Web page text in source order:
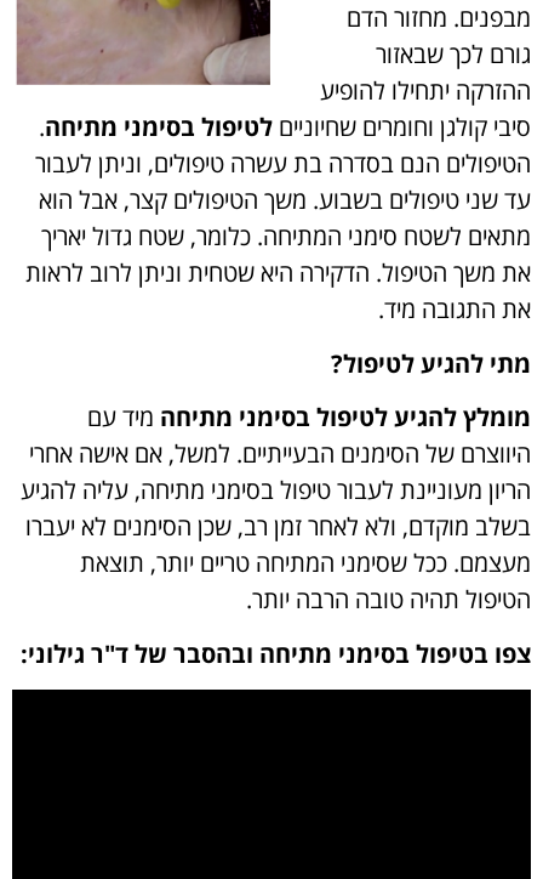
מבפנים. מחזור הדם
גורם לכך שבאזור
ההזרקה יתחילו להופיע
סיבי קולגן וחומרים שחיוניים לטיפול בסימני מתיחה.
הטיפולים הנם בסדרה בת עשרה טיפולים, וניתן לעבור
עד שני טיפולים בשבוע. משך הטיפולים קצר, אבל הוא
מתאים לשטח סימני המתיחה. כלומר, שטח גדול יאריך
את משך הטיפול. הדקירה היא שטחית וניתן לרוב לראות
את התגובה מיד.
מתי להגיע לטיפול?
מומלץ להגיע לטיפול בסימני מתיחה מיד עם
היווצרם של הסימנים הבעייתיים. למשל, אם אישה אחרי
הריון מעוניינת לעבור טיפול בסימני מתיחה, עליה להגיע
בשלב מוקדם, ולא לאחר זמן רב, שכן הסימנים לא יעברו
מעצמם. ככל שסימני המתיחה טריים יותר, תוצאת
הטיפול תהיה טובה הרבה יותר.
צפו בטיפול בסימני מתיחה ובהסבר של ד"ר גילוני: